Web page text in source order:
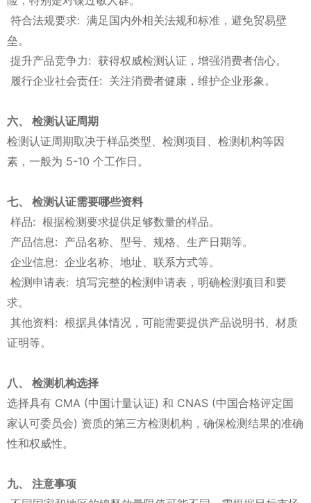
符合法规要求: 满足国内外相关法规和标准，避免贸易壁
垒。
提升产品竞争力: 获得权威检测认证，增强消费者信心。
履行企业社会责任: 关注消费者健康，维护企业形象。
六、 检测认证周期
检测认证周期取决于样品类型、检测项目、检测机构等因
素，一般为 5-10 个工作日。
七、 检测认证需要哪些资料
样品: 根据检测要求提供足够数量的样品。
产品信息: 产品名称、型号、规格、生产日期等。
企业信息: 企业名称、地址、联系方式等。
检测申请表: 填写完整的检测申请表，明确检测项目和要
求。
其他资料: 根据具体情况，可能需要提供产品说明书、材质
证明等。
八、 检测机构选择
选择具有 CMA (中国计量认证) 和 CNAS (中国合格评定国
家认可委员会) 资质的第三方检测机构，确保检测结果的准确
性和权威性。
九、 注意事项